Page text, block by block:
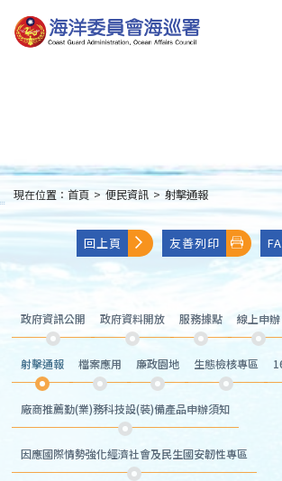
到
主
:::
現在位置： 首頁 > 便民資訊 > 射擊通報
回上頁 友善列印
政府資訊公開 政府資料開放 服務據點 線上申辦
射擊通報 檔案應用 廉政園地 生態檢核專區
廠商推薦勤(業)務科技設(裝)備產品申辦須知
因應國際情勢強化經濟社會及民生國安韌性專區